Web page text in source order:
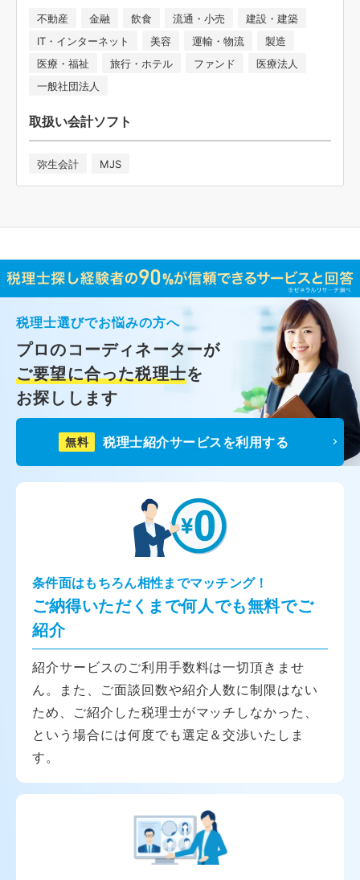
不動産 金融 飲食 流通・小売
建設・建築
IT・インターネット
美容 運輸・物流
製造
医療・福祉
旅行・ホテル ファンド
医療法人
一般社団法人
取扱い会計ソフト
弥生会計 MJS
税理士選びでお悩みの方へ
プロのコーディネーターが
ご要望に合った税理士を
お探しします
無料 税理士紹介サービスを利用する
条件面はもちろん相性までマッチング！
ご納得いただくまで何人でも無料でご
紹介
紹介サービスのご利用手数料は一切頂きませ
ん。また、ご面談回数や紹介人数に制限はない
ため、ご紹介した税理士がマッチしなかった、
という場合には何度でも選定＆交渉いたしま
す。